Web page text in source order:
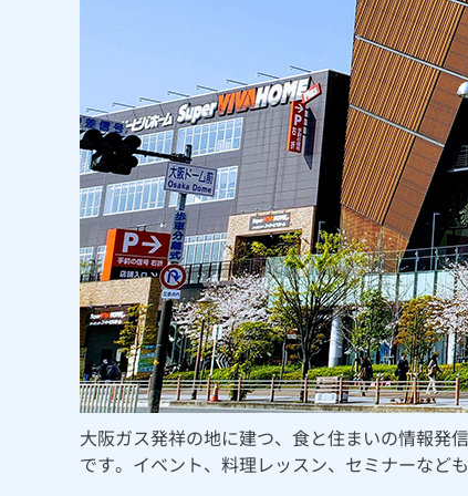
大阪ガス発祥の地に建つ、食と住まいの情報発
です。イベント、料理レッスン、セミナーなど